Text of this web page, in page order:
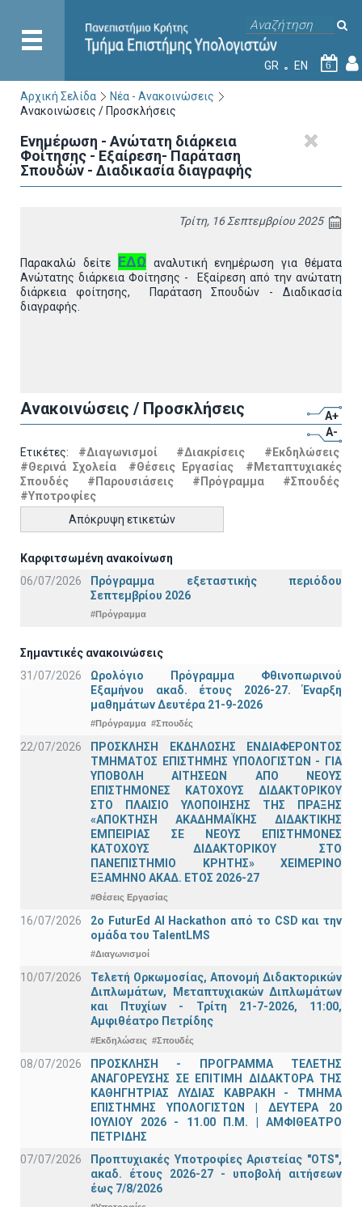
GR EN 6
Αρχική Σελίδα
Νέα - Ανακοινώσεις
Ανακοινώσεις / Προσκλήσεις
Ενημέρωση - Ανώτατη διάρκεια
Φοίτησης - Εξαίρεση- Παράταση
Σπουδών - Διαδικασία διαγραφής
Τρίτη, 16 Σεπτεμβρίου 2025
Παρακαλώ δείτε ΕΔΩ αναλυτική ενημέρωση για θέματα
Ανώτατης διάρκεια Φοίτησης - Εξαίρεση από την ανώτατη
διάρκεια φοίτησης, Παράταση Σπουδών - Διαδικασία
διαγραφής.
Ανακοινώσεις / Προσκλήσεις
A+
A-
Ετικέτες: #Διαγωνισμοί #Διακρίσεις
#Εκδηλώσεις
#Θερινά Σχολεία
#Θέσεις Εργασίας
#Μεταπτυχιακές
Σπουδές
#Παρουσιάσεις #Πρόγραμμα
#Σπουδές
#Υποτροφίες
Απόκρυψη ετικετών
Καρφιτσωμένη ανακοίνωση
06/07/2026
Πρόγραμμα εξεταστικής περιόδου
Σεπτεμβρίου 2026
#Πρόγραμμα
Σημαντικές ανακοινώσεις
31/07/2026
Ωρολόγιο Πρόγραμμα Φθινοπωρινού
Εξαμήνου ακαδ. έτους 2026-27. Έναρξη
μαθημάτων Δευτέρα 21-9-2026
#Πρόγραμμα #Σπουδές
22/07/2026
ΠΡΟΣΚΛΗΣΗ ΕΚΔΗΛΩΣΗΣ ΕΝΔΙΑΦΕΡΟΝΤΟΣ
ΤΜΗΜΑΤΟΣ ΕΠΙΣΤΗΜΗΣ ΥΠΟΛΟΓΙΣΤΩΝ - ΓΙΑ
ΥΠΟΒΟΛΗ ΑΙΤΗΣΕΩΝ ΑΠΟ ΝΕΟΥΣ
ΕΠΙΣΤΗΜΟΝΕΣ ΚΑΤΟΧΟΥΣ ΔΙΔΑΚΤΟΡΙΚΟΥ
ΣΤΟ ΠΛΑΙΣΙΟ ΥΛΟΠΟΙΗΣΗΣ ΤΗΣ ΠΡΑΞΗΣ
«ΑΠΟΚΤΗΣΗ ΑΚΑΔΗΜΑΪΚΗΣ ΔΙΔΑΚΤΙΚΗΣ
ΕΜΠΕΙΡΙΑΣ ΣΕ ΝΕΟΥΣ ΕΠΙΣΤΗΜΟΝΕΣ
ΚΑΤΟΧΟΥΣ ΔΙΔΑΚΤΟΡΙΚΟΥ ΣΤΟ
ΠΑΝΕΠΙΣΤΗΜΙΟ ΚΡΗΤΗΣ» ΧΕΙΜΕΡΙΝΟ
ΕΞΑΜΗΝΟ ΑΚΑΔ. ΕΤΟΣ 2026-27
#Θέσεις Εργασίας
16/07/2026
2o FuturEd AI Hackathon από το CSD και την
ομάδα του TalentLMS
#Διαγωνισμοί
10/07/2026
Τελετή Ορκωμοσίας, Απονομή Διδακτορικών
Διπλωμάτων, Μεταπτυχιακών Διπλωμάτων
και Πτυχίων - Τρίτη 21-7-2026, 11:00,
Αμφιθέατρο Πετρίδης
#Εκδηλώσεις #Σπουδές
08/07/2026
ΠΡΟΣΚΛΗΣΗ - ΠΡΟΓΡΑΜΜΑ ΤΕΛΕΤΗΣ
ΑΝΑΓΟΡΕΥΣΗΣ ΣΕ ΕΠΙΤΙΜΗ ΔΙΔΑΚΤΟΡΑ ΤΗΣ
ΚΑΘΗΓΗΤΡΙΑΣ ΛΥΔΙΑΣ ΚΑΒΡΑΚΗ - ΤΜΗΜΑ
ΕΠΙΣΤΗΜΗΣ ΥΠΟΛΟΓΙΣΤΩΝ | ΔΕΥΤΕΡΑ 20
ΙΟΥΛΙΟΥ 2026 - 11.00 Π.Μ. | ΑΜΦΙΘΕΑΤΡΟ
ΠΕΤΡΙΔΗΣ
07/07/2026
Προπτυχιακές Υποτροφίες Αριστείας "OTS",
ακαδ. έτους 2026-27 - υποβολή αιτήσεων
έως 7/8/2026